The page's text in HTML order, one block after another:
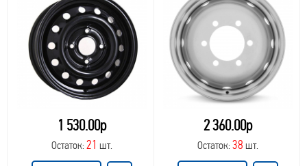
1 530.00р
Остаток: 21 шт.
2 360.00р
Остаток:38 шт.